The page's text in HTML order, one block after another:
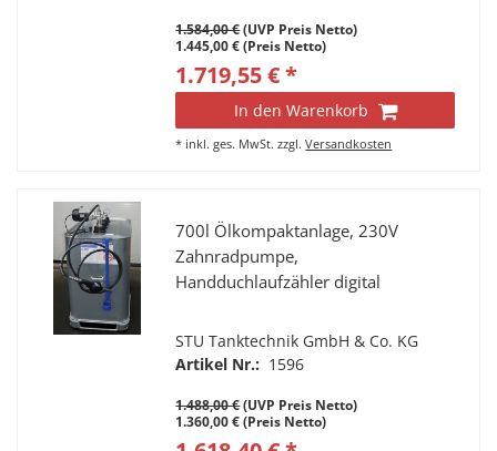
1.584,00 €(UVP Preis Netto)
1.445,00 € (Preis Netto)
1.719,55 € *
In den Warenkorb
* inkl. ges. MwSt. zzgl.Versandkosten
700l Ölkompaktanlage, 230V
Zahnradpumpe,
Handduchlaufzähler digital
STU Tanktechnik GmbH & Co. KG
Artikel Nr.: 1596
1.488,00 €(UVP Preis Netto)
1.360,00 € (Preis Netto)